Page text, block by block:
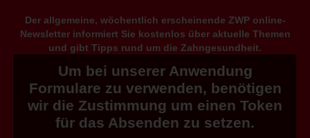
Der allgemeine, wöchentlich erscheinende ZWP online-
Newsletter informiert Sie kostenlos über aktuelle Themen
und gibt Tipps rund um die Zahngesundheit.
Um bei unserer Anwendung
Formulare zu verwenden, benötigen
wir die Zustimmung um einen Token
für das Absenden zu setzen.